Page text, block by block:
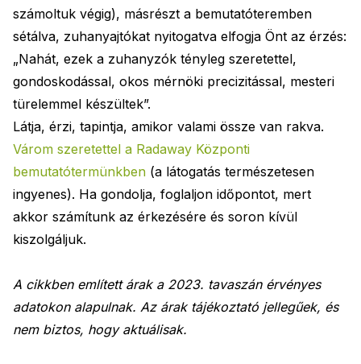
számoltuk végig), másrészt a bemutatóteremben
sétálva, zuhanyajtókat nyitogatva elfogja Önt az érzés:
„Nahát, ezek a zuhanyzók tényleg szeretettel,
gondoskodással, okos mérnöki precizitással, mesteri
türelemmel készültek”.
Látja, érzi, tapintja, amikor valami össze van rakva.
Várom szeretettel a Radaway Központi
bemutatótermünkben (a látogatás természetesen
ingyenes). Ha gondolja, foglaljon időpontot, mert
akkor számítunk az érkezésére és soron kívül
kiszolgáljuk.
A cikkben említett árak a 2023. tavaszán érvényes
adatokon alapulnak. Az árak tájékoztató jellegűek, és
nem biztos, hogy aktuálisak.